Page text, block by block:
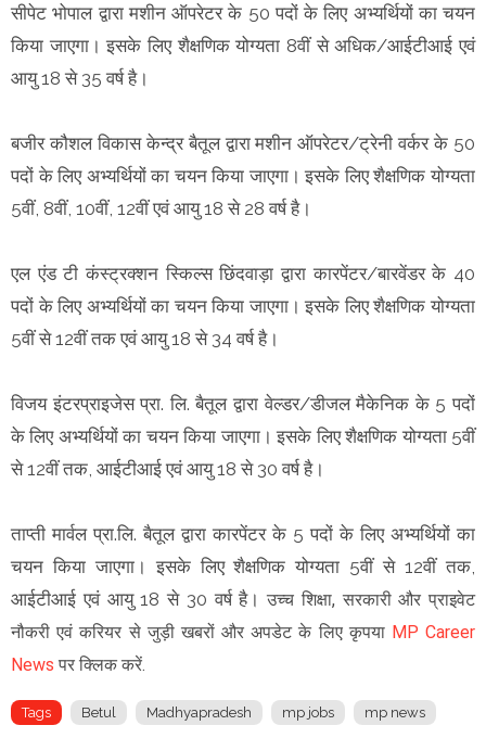
सीपेट भोपाल द्वारा मशीन ऑपरेटर के 50 पदों के लिए अभ्यर्थियों का चयन
किया जाएगा। इसके लिए शैक्षणिक योग्यता 8वीं से अधिक/आईटीआई एवं
आयु 18 से 35 वर्ष है।
बजीर कौशल विकास केन्द्र बैतूल द्वारा मशीन ऑपरेटर/ट्रेनी वर्कर के 50
पदों के लिए अभ्यर्थियों का चयन किया जाएगा। इसके लिए शैक्षणिक योग्यता
5वीं, 8वीं, 10वीं, 12वीं एवं आयु 18 से 28 वर्ष है।
एल एंड टी कंस्ट्रक्शन स्किल्स छिंदवाड़ा द्वारा कारपेंटर/बारवेंडर के 40
पदों के लिए अभ्यर्थियों का चयन किया जाएगा। इसके लिए शैक्षणिक योग्यता
5वीं से 12वीं तक एवं आयु 18 से 34 वर्ष है।
विजय इंटरप्राइजेस प्रा. लि. बैतूल द्वारा वेल्डर/डीजल मैकेनिक के 5 पदों
के लिए अभ्यर्थियों का चयन किया जाएगा। इसके लिए शैक्षणिक योग्यता 5वीं
से 12वीं तक, आईटीआई एवं आयु 18 से 30 वर्ष है।
ताप्ती मार्वल प्रा.लि. बैतूल द्वारा कारपेंटर के 5 पदों के लिए अभ्यर्थियों का
चयन किया जाएगा। इसके लिए शैक्षणिक योग्यता 5वीं से 12वीं तक,
आईटीआई एवं आयु 18 से 30 वर्ष है। उच्च शिक्षा, सरकारी और प्राइवेट
नौकरी एवं करियर से जुड़ी खबरों और अपडेट के लिए कृपया MP Career
News पर क्लिक करें.
Tags Betul Madhyapradesh mp jobs mp news